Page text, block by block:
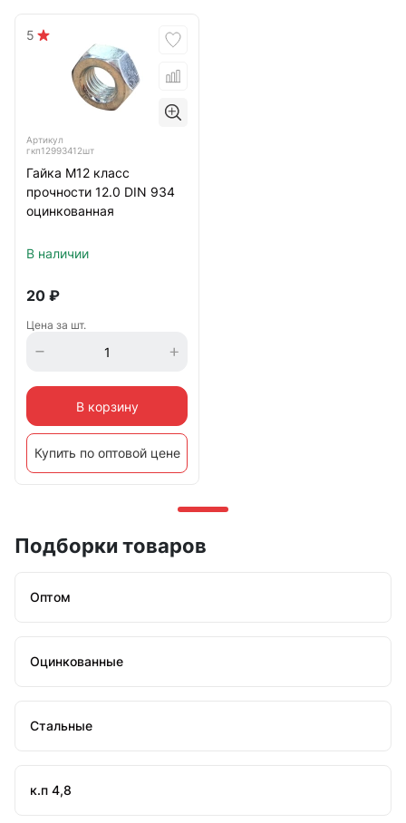
5
Артикул
гкп12993412шт
Гайка М12 класс
прочности 12.0 DIN 934
оцинкованная
В наличии
20 ₽
Цена за шт.
В корзину
Купить по оптовой цене
Подборки товаров
Оптом
Оцинкованные
Стальные
к.п 4,8